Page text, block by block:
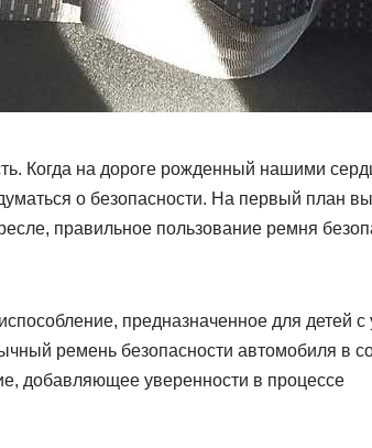
Когда на дороге рожденный нашими
о безопасности. На первый план
правильное пользование ремня
предназначенное для детей с
ремень безопасности автомобиля в
добавляющее уверенности в процессе